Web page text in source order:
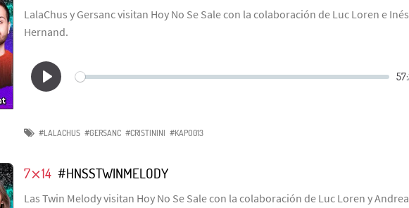
LalaChus y Gersanc visitan Hoy No Se Sale con la colaboración de Luc Loren e Inés
Hernand.
#LALACHUS #GERSANC #CRISTININI #KAPO013
7⨯14 #HNSSTWINMELODY
Las Twin Melody visitan Hoy No Se Sale con la colaboración de Luc Loren y Andrea